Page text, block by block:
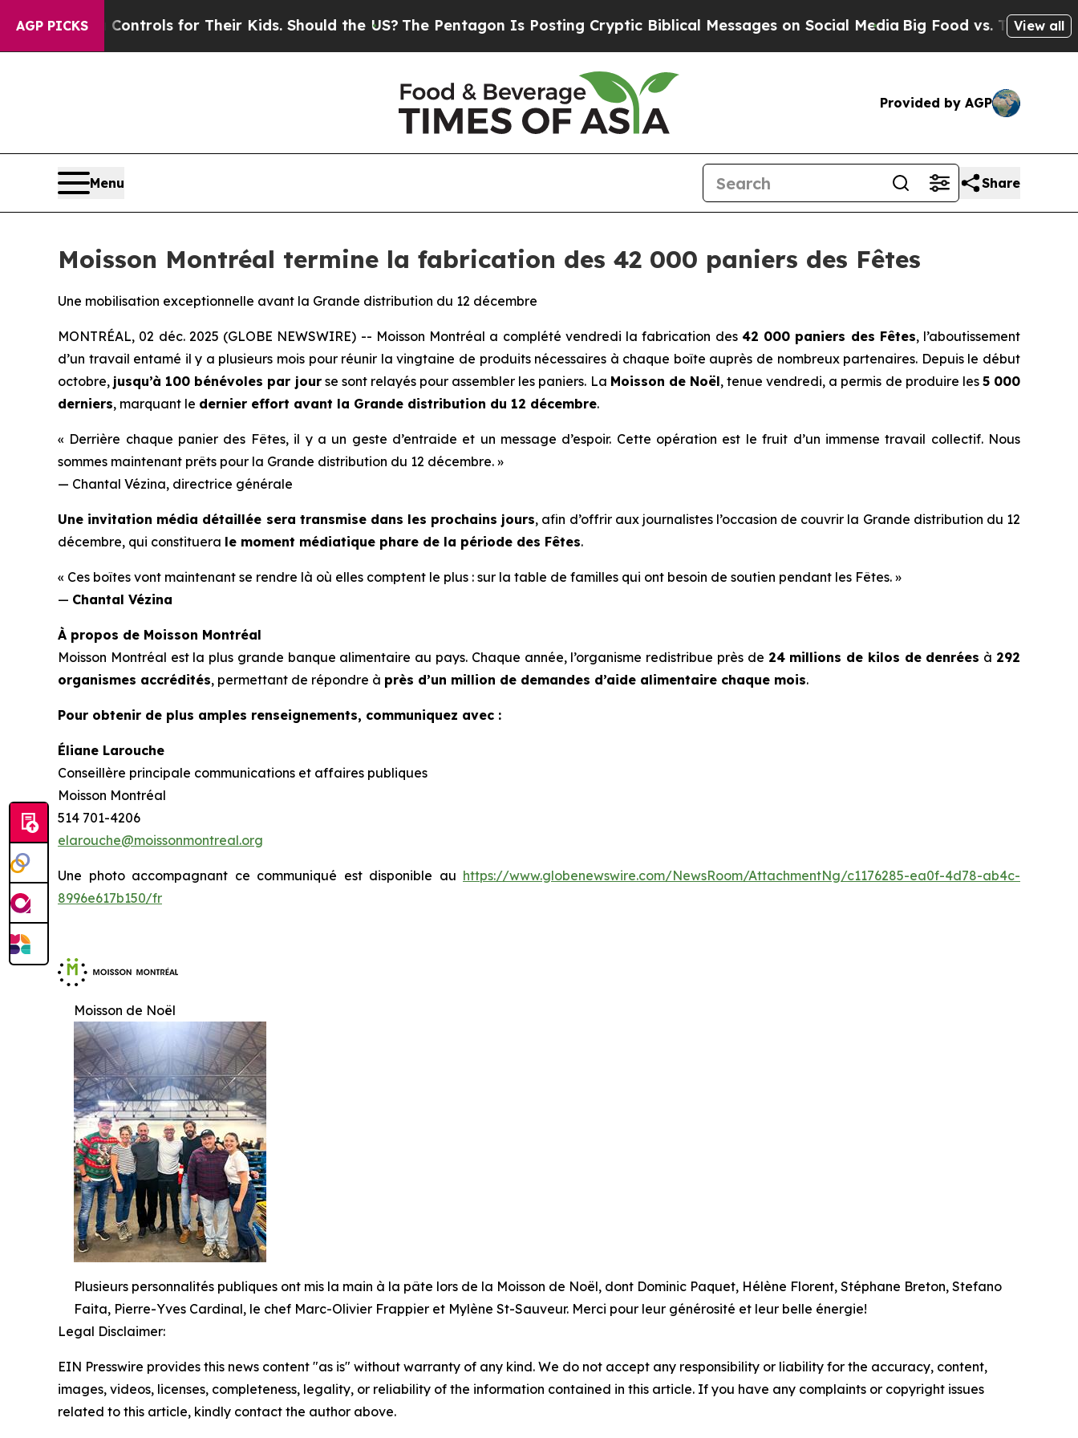
AGP PICKS
Media Controls for Their Kids. Should the US?The Pentagon Is Posting Cryptic Biblical Messages on Social Media Big Food vs. The People. Big
View all
Provided by AGP
Menu Share
Moisson Montréal termine la fabrication des 42 000 paniers des Fêtes
Une mobilisation exceptionnelle avant la Grande distribution du 12 décembre
MONTRÉAL, 02 déc. 2025 (GLOBE NEWSWIRE) -- Moisson Montréal a complété vendredi la fabrication des 42 000 paniers des Fêtes, l’aboutissement
d’un travail entamé il y a plusieurs mois pour réunir la vingtaine de produits nécessaires à chaque boîte auprès de nombreux partenaires. Depuis le début
octobre, jusqu’à 100 bénévoles par jourse sont relayés pour assembler les paniers. La Moisson de Noël, tenue vendredi, a permis de produire les 5 000
derniers, marquant le dernier effort avant la Grande distribution du 12 décembre.
« Derrière chaque panier des Fêtes, il y a un geste d’entraide et un message d’espoir. Cette opération est le fruit d’un immense travail collectif. Nous
sommes maintenant prêts pour la Grande distribution du 12 décembre. »
— Chantal Vézina, directrice générale
Une invitation média détaillée sera transmise dans les prochains jours, afin d’offrir aux journalistes l’occasion de couvrir la Grande distribution du 12
décembre, qui constituera le moment médiatique phare de la période des Fêtes.
« Ces boîtes vont maintenant se rendre là où elles comptent le plus : sur la table de familles qui ont besoin de soutien pendant les Fêtes. »
— Chantal Vézina
À propos de Moisson Montréal
Moisson Montréal est la plus grande banque alimentaire au pays. Chaque année, l’organisme redistribue près de 24 millions de kilos de denrées à 292
organismes accrédités, permettant de répondre à près d’un million de demandes d’aide alimentaire chaque mois.
Pour obtenir de plus amples renseignements, communiquez avec :
Éliane Larouche
Conseillère principale communications et affaires publiques
Moisson Montréal
514 701-4206
elarouche@moissonmontreal.org
Une photo accompagnant ce communiqué est disponible au https://www.globenewswire.com/NewsRoom/AttachmentNg/c1176285-ea0f-4d78-ab4c-
8996e617b150/fr
Moisson de Noël
Plusieurs personnalités publiques ont mis la main à la pâte lors de la Moisson de Noël, dont Dominic Paquet, Hélène Florent, Stéphane Breton, Stefano
Faita, Pierre-Yves Cardinal, le chef Marc-Olivier Frappier et Mylène St-Sauveur. Merci pour leur générosité et leur belle énergie!
Legal Disclaimer:
EIN Presswire provides this news content "as is" without warranty of any kind. We do not accept any responsibility or liability for the accuracy, content,
images, videos, licenses, completeness, legality, or reliability of the information contained in this article. If you have any complaints or copyright issues
related to this article, kindly contact the author above.